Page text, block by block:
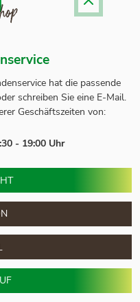
hat die passende
schreiben Sie eine E-Mail.
Geschäftszeiten von:
- 19:00 Uhr